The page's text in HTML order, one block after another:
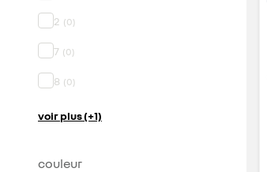
2 (0)
7 (0)
8 (0)
voir plus (+1)
couleur